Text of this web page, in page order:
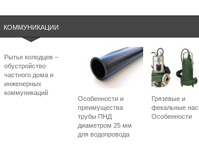
КОММУНИКАЦИИ
Рытье колодцев –
обустройство
частного дома и
инженерных
коммуникаций
Особенности и
преимущества
трубы ПНД
диаметром 25 мм
для водопровода
Грязевые и
фекальные
Особенности